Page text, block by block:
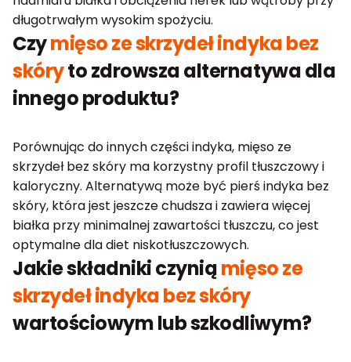
długotrwałym wysokim spożyciu.
Czymięso ze skrzydeł indyka bez
skóryto zdrowsza alternatywa dla
innego produktu?
Porównując do innych części indyka, mięso ze
skrzydeł bez skóry ma korzystny profil tłuszczowy i
kaloryczny. Alternatywą może być pierś indyka bez
skóry, która jest jeszcze chudsza i zawiera więcej
białka przy minimalnej zawartości tłuszczu, co jest
optymalne dla diet niskotłuszczowych.
Jakie składniki czyniąmięso ze
skrzydeł indyka bez skóry
wartościowym lub szkodliwym?